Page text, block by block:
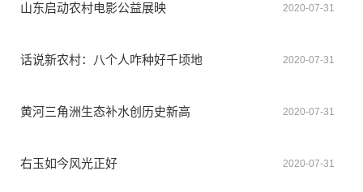
山东启动农村电影公益展映 2020-07-31
话说新农村：八个人咋种好千顷地 2020-07-31
黄河三角洲生态补水创历史新高 2020-07-31
右玉如今风光正好 2020-07-31